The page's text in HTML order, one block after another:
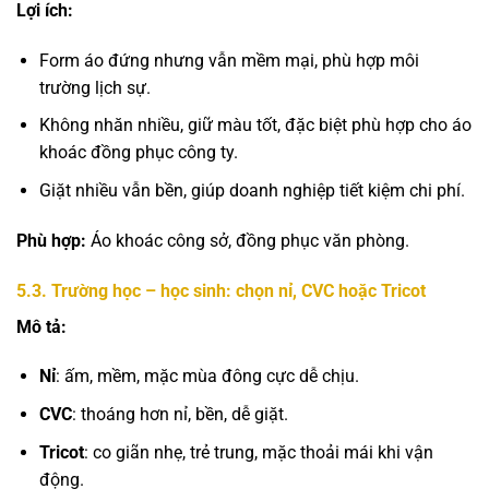
Lợi ích:
Form áo đứng nhưng vẫn mềm mại, phù hợp môi
trường lịch sự.
Không nhăn nhiều, giữ màu tốt, đặc biệt phù hợp cho áo
khoác đồng phục công ty.
Giặt nhiều vẫn bền, giúp doanh nghiệp tiết kiệm chi phí.
Phù hợp: Áo khoác công sở, đồng phục văn phòng.
5.3. Trường học – học sinh: chọn nỉ, CVC hoặc Tricot
Mô tả:
Nỉ: ấm, mềm, mặc mùa đông cực dễ chịu.
CVC: thoáng hơn nỉ, bền, dễ giặt.
Tricot: co giãn nhẹ, trẻ trung, mặc thoải mái khi vận
động.